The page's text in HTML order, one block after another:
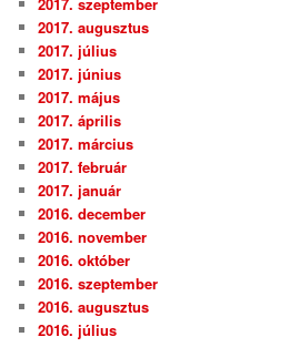
2017. augusztus
2017. július
2017. június
2017. május
2017. április
2017. március
2017. február
2017. január
2016. december
2016. november
2016. október
2016. szeptember
2016. augusztus
2016. július